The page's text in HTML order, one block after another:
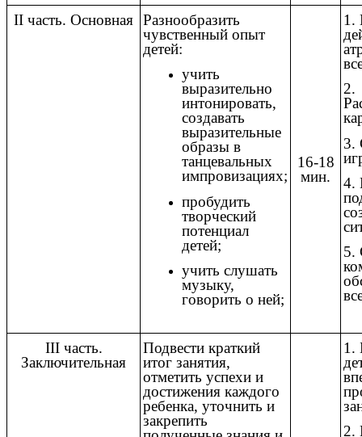
II часть. Основная Разнообразить
чувственный опыт
детей:
учить
выразительно
интонировать,
создавать
выразительные
образы в
танцевальных
импровизациях;
пробудить
творческий
потенциал
детей;
учить слушать
музыку,
говорить о ней;
16-18
мин.
1.
2.
3.
4.
5.
III часть.
Заключительная
Подвести краткий
итог занятия,
отметить успехи и
достижения каждого
ребенка, уточнить и
закрепить
1.
2.